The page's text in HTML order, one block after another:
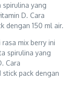
spirulina yang
D. Cara
dengan 150 ml air.
mix berry ini
spirulina yang
Cara
stick pack dengan